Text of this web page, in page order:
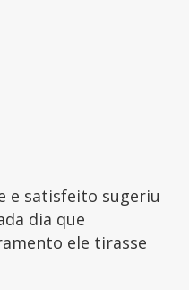
e satisfeito sugeriu
dia que
ele tirasse